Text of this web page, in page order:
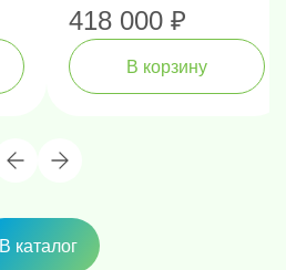
418 000 ₽
В корзину
В каталог